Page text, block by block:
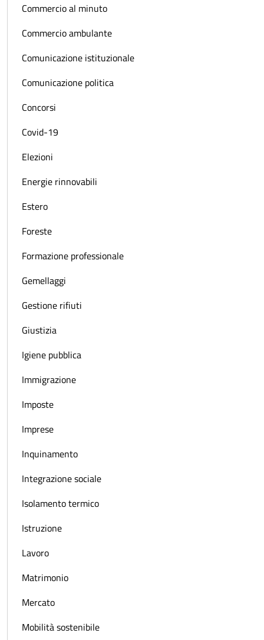
Commercio al minuto
Commercio ambulante
Comunicazione istituzionale
Comunicazione politica
Concorsi
Covid-19
Elezioni
Energie rinnovabili
Estero
Foreste
Formazione professionale
Gemellaggi
Gestione rifiuti
Giustizia
Igiene pubblica
Immigrazione
Imposte
Imprese
Inquinamento
Integrazione sociale
Isolamento termico
Istruzione
Lavoro
Matrimonio
Mercato
Mobilità sostenibile